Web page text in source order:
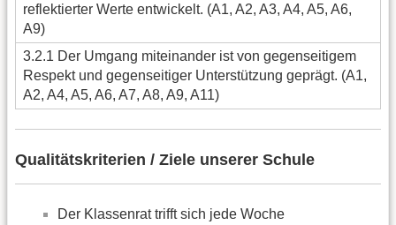
reflektierter Werte entwickelt. (A1, A2, A3, A4, A5, A6,
A9)
3.2.1 Der Umgang miteinander ist von gegenseitigem
Respekt und gegenseitiger Unterstützung geprägt. (A1,
A2, A4, A5, A6, A7, A8, A9, A11)
Qualitätskriterien / Ziele unserer Schule
Der Klassenrat trifft sich jede Woche